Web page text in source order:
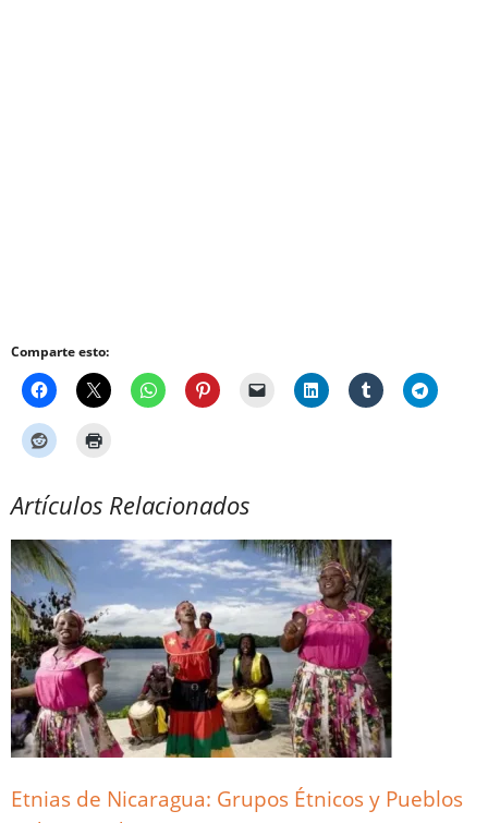
Comparte esto:
Artículos Relacionados
Etnias de Nicaragua: Grupos Étnicos y Pueblos